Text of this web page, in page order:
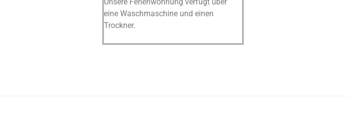
eine Waschmaschine und einen
Trockner.